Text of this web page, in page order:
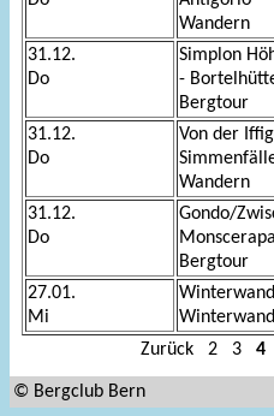
Wandern
31.12.
Do
Simplon
-
Bergtour
31.12.
Do
Von der
Wandern
31.12.
Do
Gondo/
Bergtour
27.01.
Mi
Zurück
2 3 4
© Bergclub Bern